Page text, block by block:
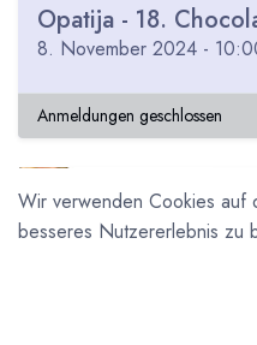
Opatija - 18.
8. November 2024 -
Anmeldungen geschlossen
Wir verwenden Cookies auf
besseres Nutzererlebnis zu